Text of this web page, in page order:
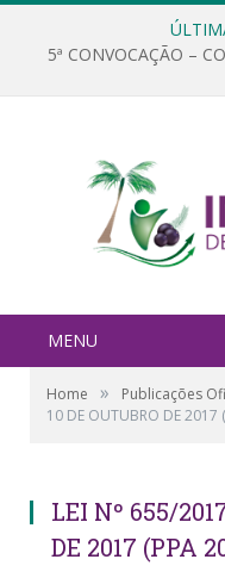
5ª CONVOCAÇÃO –
MENU
Home » Publicações
10 DE OUTUBRO DE 2017
LEI Nº 655/
DE 2017 (PPA